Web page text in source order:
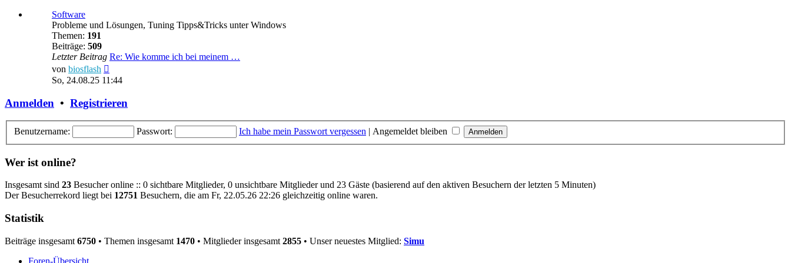
Software
Probleme und Lösungen, Tuning Tipps&Tricks unter Windows
Themen: 191
Beiträge: 509
Letzter Beitrag Re: Wie komme ich bei meinem …
von biosflash
Beitrag
So, 24.08.25 11:44
Anmelden • Registrieren
Benutzername: Passwort: Ich habe mein Passwort vergessen | Angemeldet bleiben
Wer ist online?
Insgesamt sind 23 Besucher online :: 0 sichtbare Mitglieder, 0 unsichtbare Mitglieder und 23 Gäste (basierend auf den aktiven Besuchern der letzten 5 Minuten)
Der Besucherrekord liegt bei 12751 Besuchern, die am Fr, 22.05.26 22:26 gleichzeitig online waren.
Statistik
Beiträge insgesamt 6750 • Themen insgesamt 1470 • Mitglieder insgesamt 2855 • Unser neuestes Mitglied: Simu
Foren-Übersicht